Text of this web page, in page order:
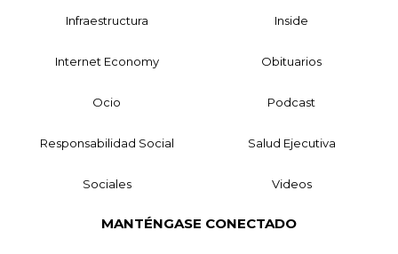
Infraestructura Inside
Internet Economy Obituarios
Ocio Podcast
Responsabilidad Social Salud Ejecutiva
Sociales Videos
MANTÉNGASE CONECTADO